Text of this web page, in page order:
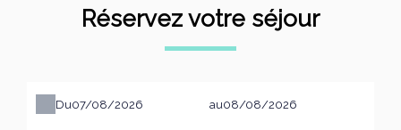
Réservez votre séjour
Du au